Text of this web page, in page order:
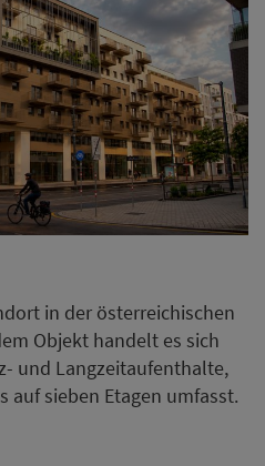
in der österreichischen
Objekt handelt es sich
und Langzeitaufenthalte,
auf sieben Etagen umfasst.